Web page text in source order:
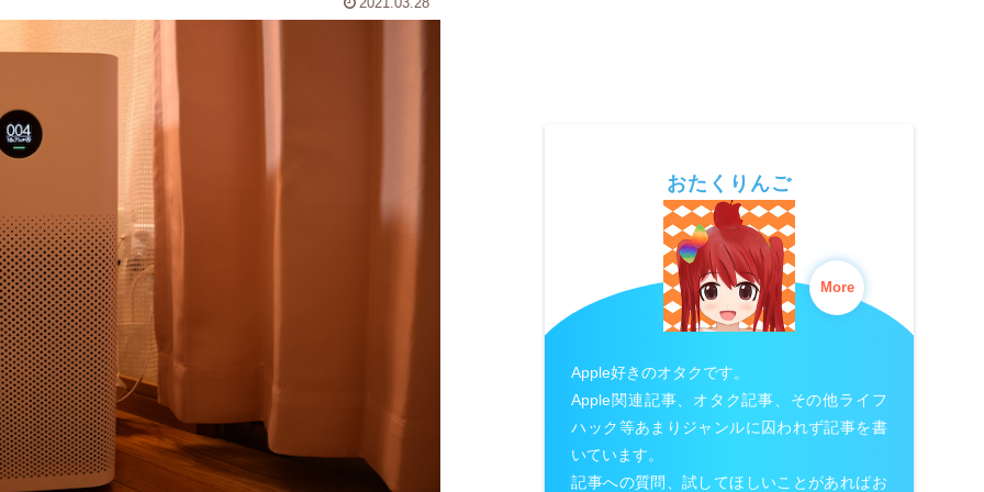
2021.03.28
おたくりんご
More
Apple好きのオタクです。
Apple関連記事、オタク記事、その他ライフ
ハック等あまりジャンルに囚われず記事を書
いています。
記事への質問、試してほしいことがあればお